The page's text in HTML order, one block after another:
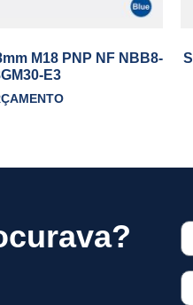
M18 PNP NF NBB8-
E3